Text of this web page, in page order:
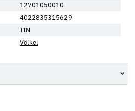
12701050010
4022835315629
TIN
Völkel